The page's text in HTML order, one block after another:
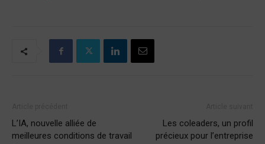
L’IA, nouvelle alliée de
meilleures conditions de travail
Les coleaders, un profil
précieux pour l’entreprise